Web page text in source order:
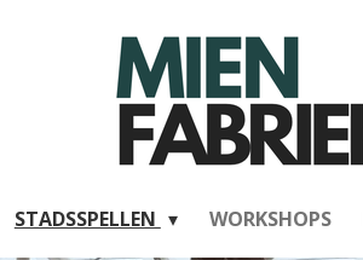
STADSSPELLEN WORKSHOPS